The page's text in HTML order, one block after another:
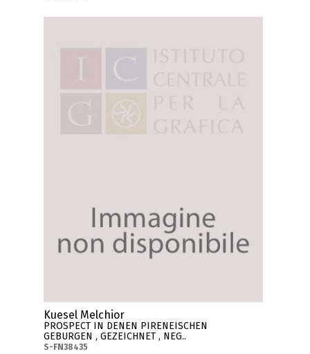
Kuesel Melchior
PROSPECT IN DENEN PIRENEISCHEN
GEBURGEN , GEZEICHNET , NEG..
S-FN38435